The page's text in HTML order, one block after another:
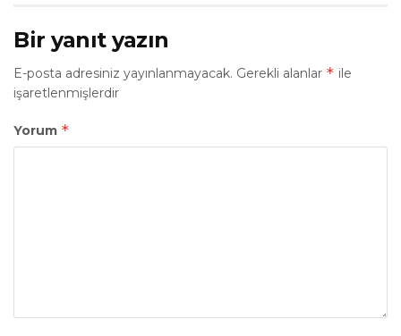
Bir yanıt yazın
E-posta adresiniz yayınlanmayacak. Gerekli alanlar * ile
işaretlenmişlerdir
Yorum *